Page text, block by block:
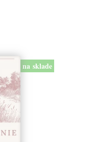
na sklade